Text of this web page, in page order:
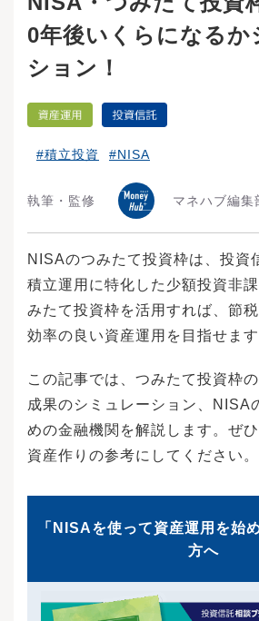
0年後いくらになるか
ション！
#積立投資 #NISA
執筆・監修 マネハブ編集
NISAのつみたて投資枠は、投資
積立運用に特化した少額投資非
みたて投資枠を活用すれば、節
効率の良い資産運用を目指せます
この記事では、つみたて投資枠
成果のシミュレーション、NISA
めの金融機関を解説します。ぜ
資産作りの参考にしてください。
「NISAを使って資産運用を始
方へ